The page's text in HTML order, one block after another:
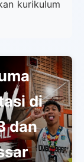
kurikulum
di
dan